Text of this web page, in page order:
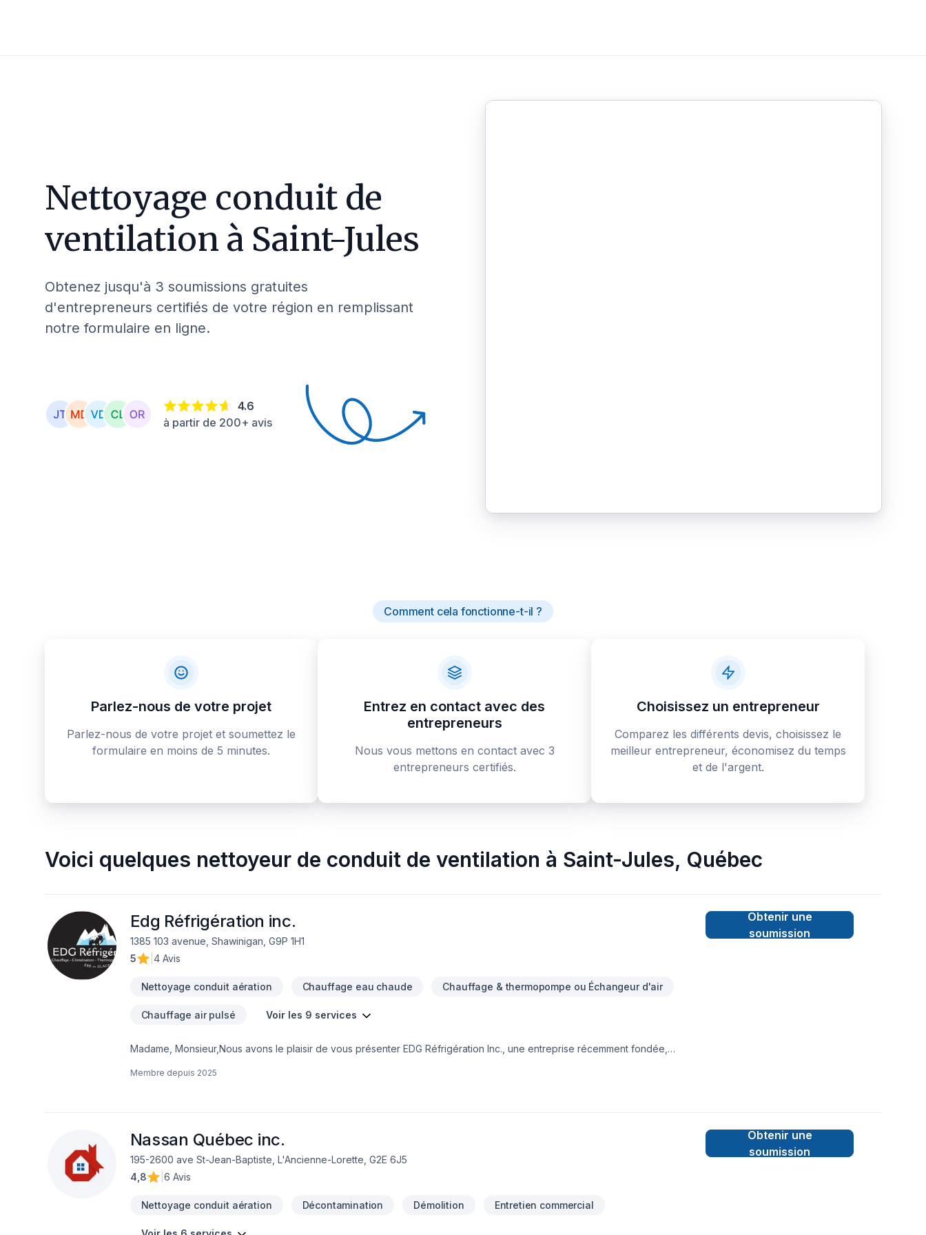
Nettoyage conduit de
ventilation à Saint-Jules
Obtenez jusqu'à 3 soumissions gratuites
d'entrepreneurs certifiés de votre région en remplissant
notre formulaire en ligne.
4.6
à partir de 200+ avis
Comment cela fonctionne-t-il ?
Parlez-nous de votre projet
Parlez-nous de votre projet et soumettez le
formulaire en moins de 5 minutes.
Entrez en contact avec des
entrepreneurs
Nous vous mettons en contact avec 3
entrepreneurs certifiés.
Choisissez un entrepreneur
Comparez les différents devis, choisissez le
meilleur entrepreneur, économisez du temps
et de l'argent.
Voici quelques nettoyeur de conduit de ventilation à Saint-Jules, Québec
Edg Réfrigération inc.
1385 103 avenue, Shawinigan, G9P 1H1
5
4 Avis
Nettoyage conduit aération Chauffage eau chaude Chauffage & thermopompe ou Échangeur d'air
Chauffage air pulsé Voir les 9 services
Madame, Monsieur,Nous avons le plaisir de vous présenter EDG Réfrigération Inc., une entreprise récemment fondée,
central .
Membre depuis 2025
Obtenir une
soumission
Nassan Québec inc.
195-2600 ave St-Jean-Baptiste, L'Ancienne-Lorette, G2E 6J5
4,8
6 Avis
Nettoyage conduit aération Décontamination Démolition Entretien commercial
Obtenir une
soumission